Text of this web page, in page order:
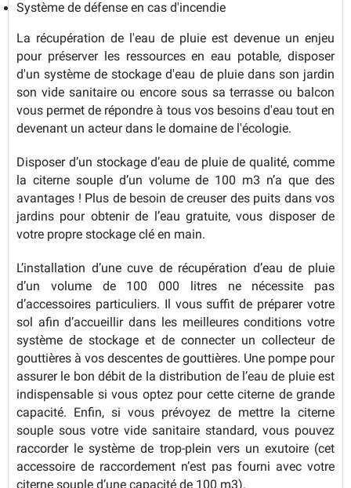
Système de défense en cas d'incendie
La récupération de l'eau de pluie est devenue un enjeu
pour préserver les ressources en eau potable, disposer
d'un système de stockage d'eau de pluie dans son jardin
son vide sanitaire ou encore sous sa terrasse ou balcon
vous permet de répondre à tous vos besoins d'eau tout en
devenant un acteur dans le domaine de l'écologie.
Disposer d’un stockage d’eau de pluie de qualité, comme
la citerne souple d’un volume de 100 m3 n’a que des
avantages ! Plus de besoin de creuser des puits dans vos
jardins pour obtenir de l’eau gratuite, vous disposer de
votre propre stockage clé en main.
L’installation d’une cuve de récupération d’eau de pluie
d’un volume de 100 000 litres ne nécessite pas
d’accessoires particuliers. Il vous suffit de préparer votre
sol afin d’accueillir dans les meilleures conditions votre
système de stockage et de connecter un collecteur de
gouttières à vos descentes de gouttières. Une pompe pour
assurer le bon débit de la distribution de l’eau de pluie est
indispensable si vous optez pour cette citerne de grande
capacité. Enfin, si vous prévoyez de mettre la citerne
souple sous votre vide sanitaire standard, vous pouvez
raccorder le système de trop-plein vers un exutoire (cet
accessoire de raccordement n’est pas fourni avec votre
citerne souple d’une capacité de 100 m3).